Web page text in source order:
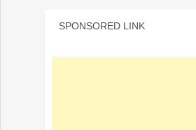
SPONSORED LINK